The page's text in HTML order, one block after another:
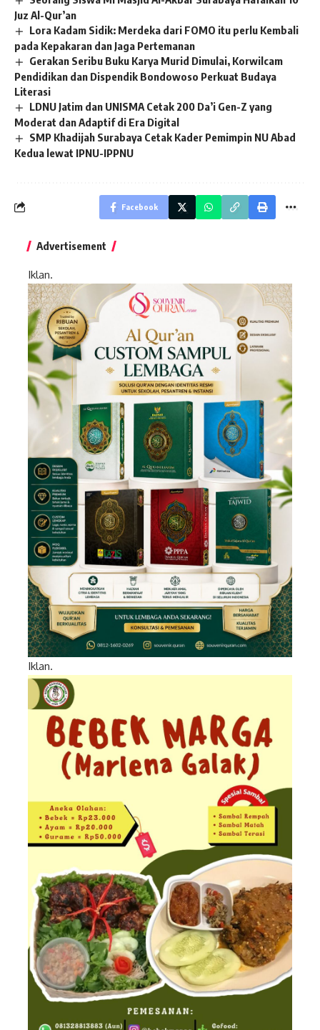
Juz Al-Qur’an
Lora Kadam Sidik: Merdeka dari FOMO itu perlu Kembali
pada Kepakaran dan Jaga Pertemanan
Gerakan Seribu Buku Karya Murid Dimulai, Korwilcam
Pendidikan dan Dispendik Bondowoso Perkuat Budaya
Literasi
LDNU Jatim dan UNISMA Cetak 200 Da’i Gen-Z yang
Moderat dan Adaptif di Era Digital
SMP Khadijah Surabaya Cetak Kader Pemimpin NU Abad
Kedua lewat IPNU-IPPNU
Facebook
Advertisement
Iklan.
Iklan.